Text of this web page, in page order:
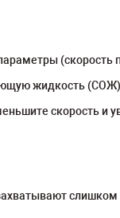
(скорость
жидкость (СОЖ)
скорость и